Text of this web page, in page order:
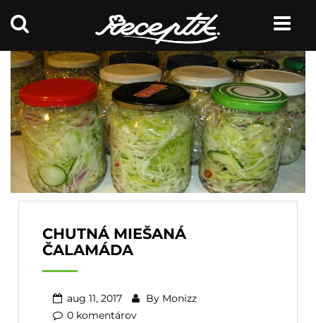
CHUTNÁ MIEŠANÁ
ČALAMÁDA
aug 11, 2017 By Monizz
0 komentárov